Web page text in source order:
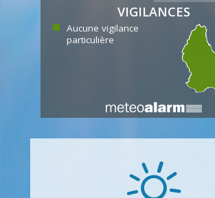
VIGILANCES
Aucune vigilance
particulière